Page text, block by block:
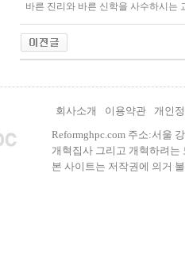
바른 진리와 바른 신학을 사수하시는
회사소개 이용약관
개인
Reformghpc.com 주소:서울
개혁집사 그리고 개혁하려는
본 사이트는 저작권에 의거